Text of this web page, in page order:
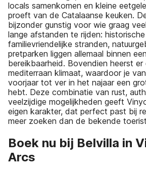
locals samenkomen en kleine
proeft van de Catalaanse keuken.
bijzonder gunstig voor wie graag
lange afstanden te rijden:
familievriendelijke stranden,
pretparken liggen allemaal binnen
bereikbaarheid. Bovendien heerst er
mediterraan klimaat, waardoor je
voorjaar tot ver in het najaar een
hebt. Deze combinatie van rust,
veelzijdige mogelijkheden geeft
eigen karakter, dat perfect past bij
meer zoeken dan de bekende
Boek nu bij Belvilla in
Arcs